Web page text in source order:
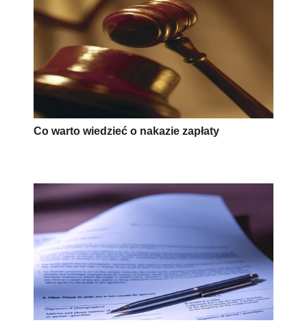
Co warto wiedzieć o nakazie zapłaty